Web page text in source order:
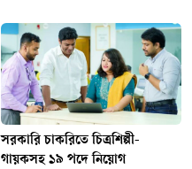
সরকারি চাকরিতে চিত্রশিল্পী-
গায়কসহ ১৯ পদে নিয়োগ